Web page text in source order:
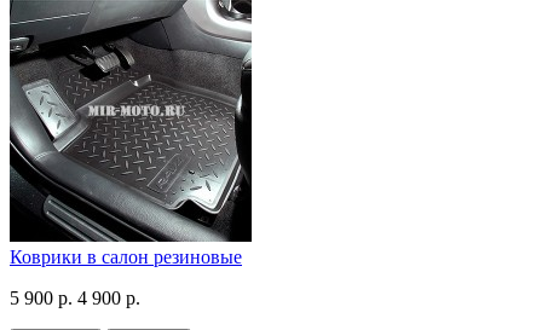
Коврики в салон резиновые
5 900 р. 4 900 р.